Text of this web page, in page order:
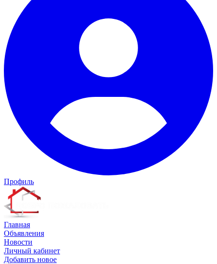
Профиль
Главная
Объявления
Новости
Личный кабинет
Добавить новое